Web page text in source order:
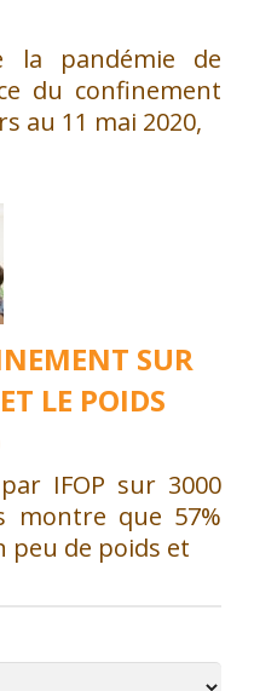
la pandémie de
du confinement
au 11 mai 2020,
SUR
LE POIDS
IFOP sur 3000
montre que 57%
peu de poids et